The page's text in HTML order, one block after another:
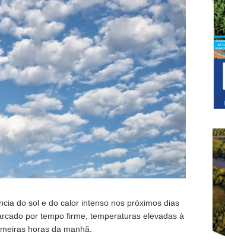
do sol e do calor intenso nos próximos dias
por tempo firme, temperaturas elevadas à
horas da manhã.